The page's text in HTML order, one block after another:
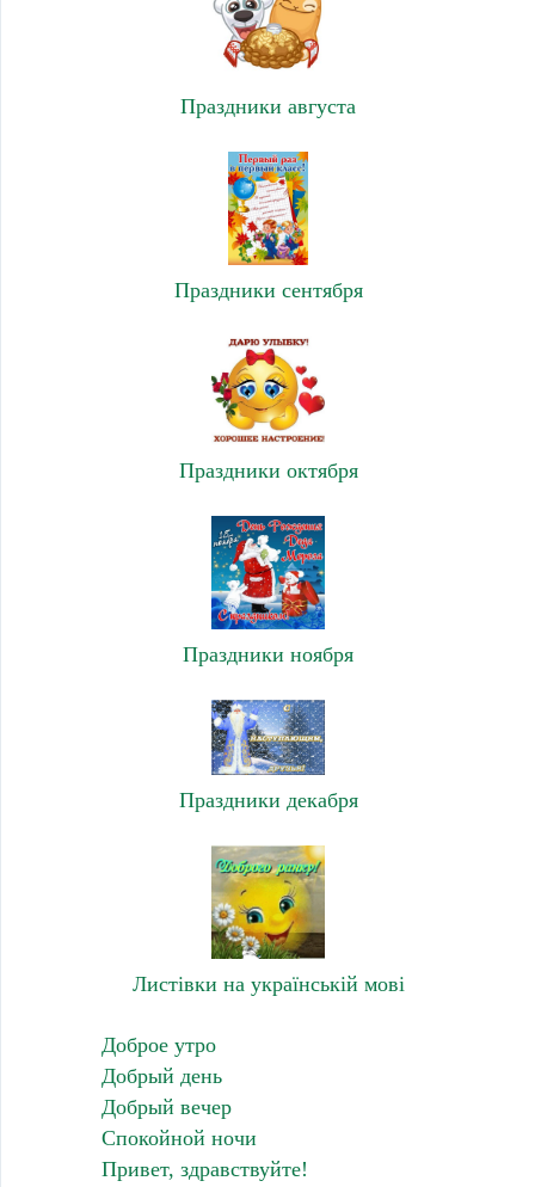
Праздники августа
Праздники сентября
Праздники октября
Праздники ноября
Праздники декабря
Листівки на українській мові
Доброе утро
Добрый день
Добрый вечер
Спокойной ночи
Привет, здравствуйте!